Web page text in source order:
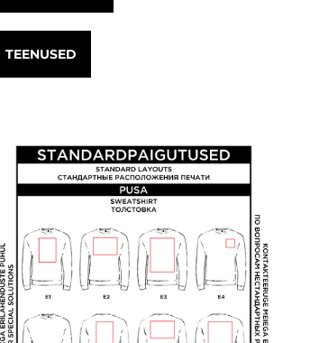
TEENUSED